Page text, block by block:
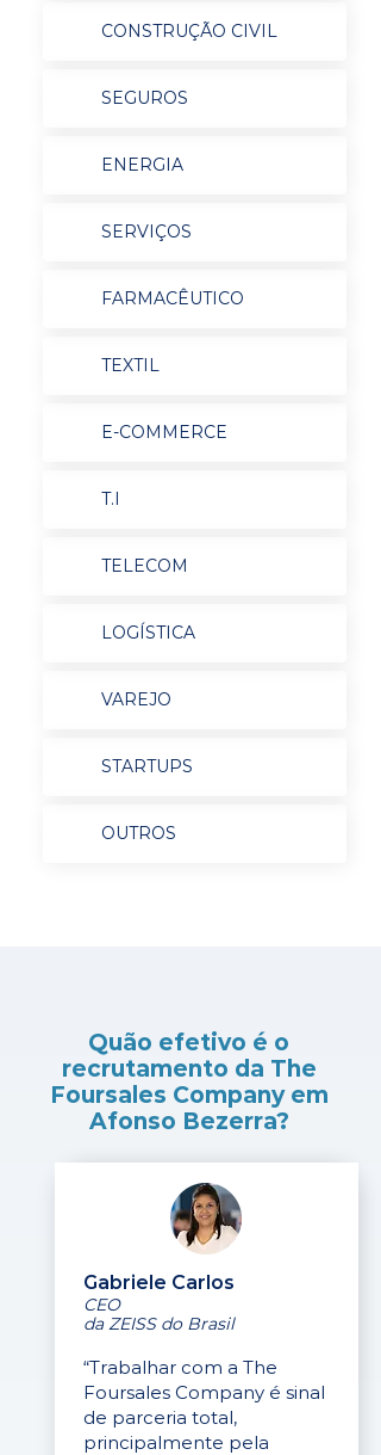
CONSTRUÇÃO CIVIL
SEGUROS
ENERGIA
SERVIÇOS
FARMACÊUTICO
TEXTIL
E-COMMERCE
T.I
TELECOM
LOGÍSTICA
VAREJO
STARTUPS
OUTROS
Quão efetivo é o
recrutamento da The
Foursales Company em
Afonso Bezerra?
Gabriele Carlos
CEO
da ZEISS do Brasil
“Trabalhar com a The
Foursales Company é sinal
de parceria total,
principalmente pela